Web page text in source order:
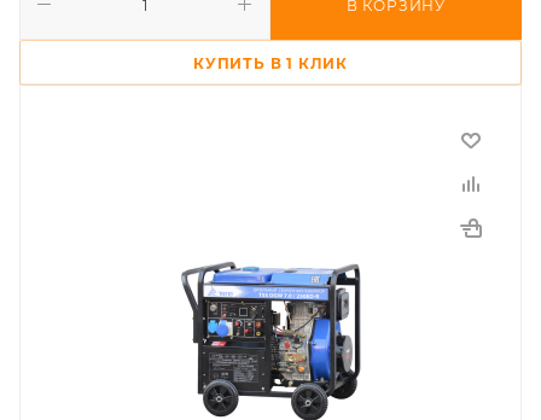
В КОРЗИНУ
КУПИТЬ В 1 КЛИК